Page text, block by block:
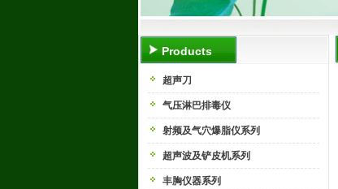
Products
超声刀
气压淋巴排毒仪
射频及气穴爆脂仪系列
超声波及铲皮机系列
丰胸仪器系列